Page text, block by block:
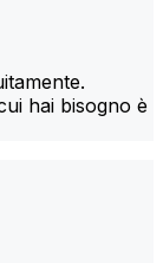
hai bisogno è